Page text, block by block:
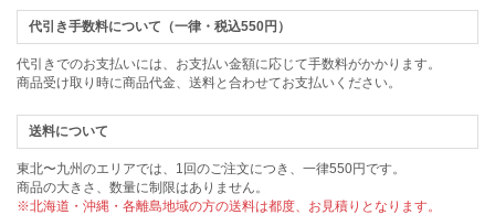
代引き手数料について（一律・税込550円）
代引きでのお支払いには、お支払い金額に応じて手数料がかかります。
商品受け取り時に商品代金、送料と合わせてお支払いください。
送料について
東北〜九州のエリアでは、1回のご注文につき、一律550円です。
商品の大きさ、数量に制限はありません。
※北海道・沖縄・各離島地域の方の送料は都度、お見積りとなります。